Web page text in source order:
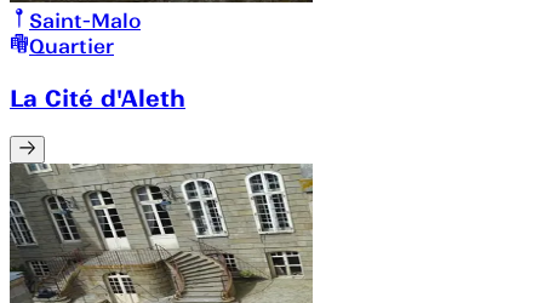
Saint-Malo
Quartier
La Cité d'Aleth